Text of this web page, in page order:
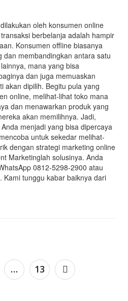
oleh konsumen online
berbelanja adalah hampir
Konsumen offline biasanya
dan membandingkan antara satu
mana yang bisa
dan juga memuaskan
akan dipilih. Begitu pula yang
online, melihat-lihat toko mana
dan menawarkan produk yang
akan memilihnya. Jadi,
menjadi yang bisa dipercaya
untuk sekedar melihat-
dengan strategi marketing online
Marketinglah solusinya. Anda
0812-5298-2900 atau
Kami tunggu kabar baiknya dari
… 13